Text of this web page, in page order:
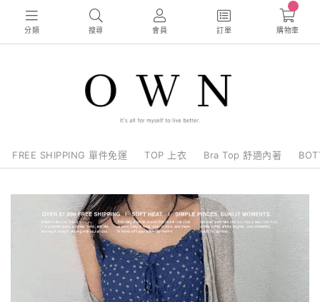
分類 搜尋 會員 訂單 購物車
FREE SHIPPING 單件免運 TOP 上衣 Bra Top 舒適內著